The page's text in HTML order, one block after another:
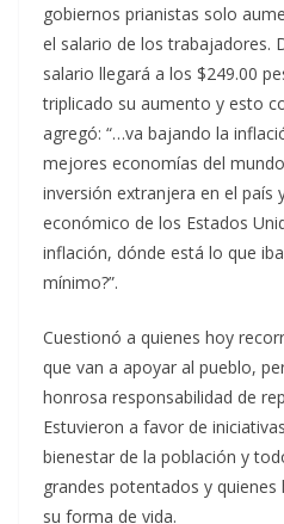
gobiernos prianistas solo
el salario de los trabajadores.
salario llegará a los $249.00
triplicado su aumento y esto
agregó: “…va bajando la
mejores economías del
inversión extranjera en el país
económico de los Estados
inflación, dónde está lo que
mínimo?”.
Cuestionó a quienes hoy
que van a apoyar al pueblo,
honrosa responsabilidad de
Estuvieron a favor de
bienestar de la población y
grandes potentados y
su forma de vida.